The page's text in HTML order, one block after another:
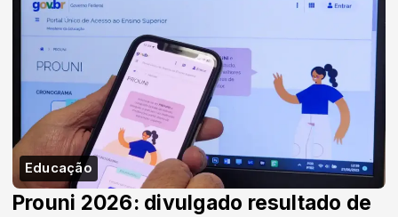
Educação
Prouni 2026: divulgado resultado de